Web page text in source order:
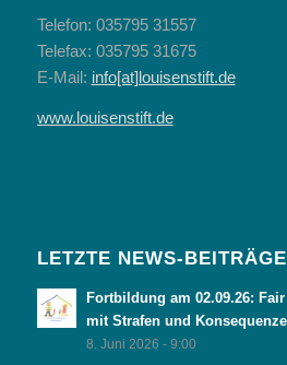
Telefon: 035795 31557
Telefax: 035795 31675
E-Mail: info[at]louisenstift.de
www.louisenstift.de
LETZTE NEWS-BEITRÄGE
Fortbildung am 02.09.26:
mit Strafen und
8. Juni 2026 - 9:00